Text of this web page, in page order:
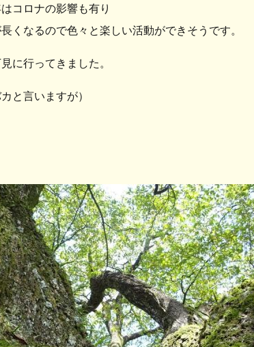
コロナの影響も有り
くなるので色々と楽しい活動ができそうです。
に行ってきました。
と言いますが）